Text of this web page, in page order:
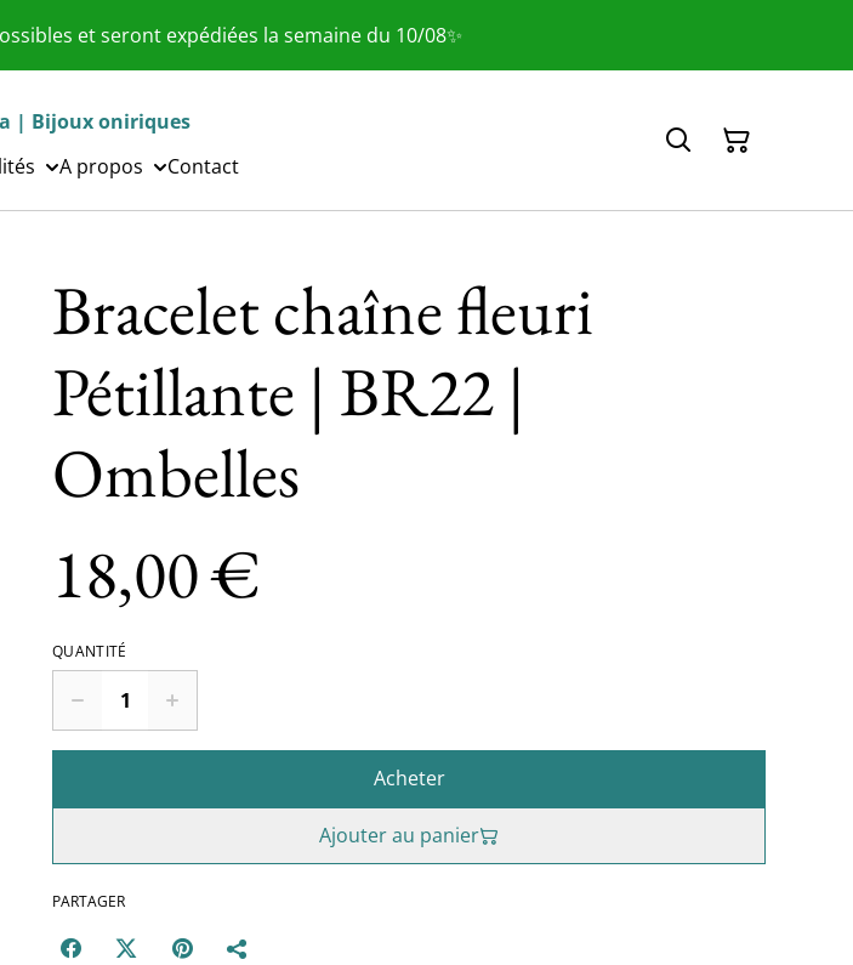
et seront expédiées la semaine du 10/08✨
| Bijoux oniriques
A propos Contact
Bracelet chaîne fleuri
Pétillante | BR22 |
Ombelles
18,00 €
QUANTITÉ
Acheter
Ajouter au panier
PARTAGER